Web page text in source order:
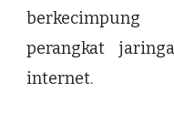
berkecimpung
perangkat
internet.